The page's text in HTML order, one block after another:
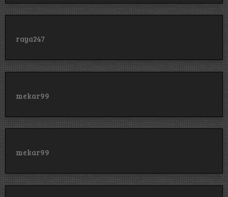
raya247
mekar99
mekar99